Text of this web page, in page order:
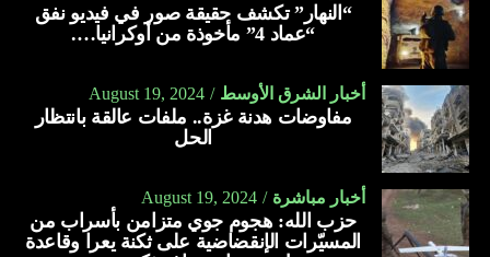
“النهار” تكشف حقيقة صور في فيديو نفق
“عماد 4” مأخوذة من أوكرانيا….
أخبار الشرق الأوسط August 19, 2024
مفاوضات هدنة غزة.. ملفات عالقة بانتظار
الحل
أخبار مباشرة August 19, 2024
حزب الله: هجوم جوي متزامن بأسراب من
المسيّرات الإنقضاضية على ثكنة يعرا وقاعدة